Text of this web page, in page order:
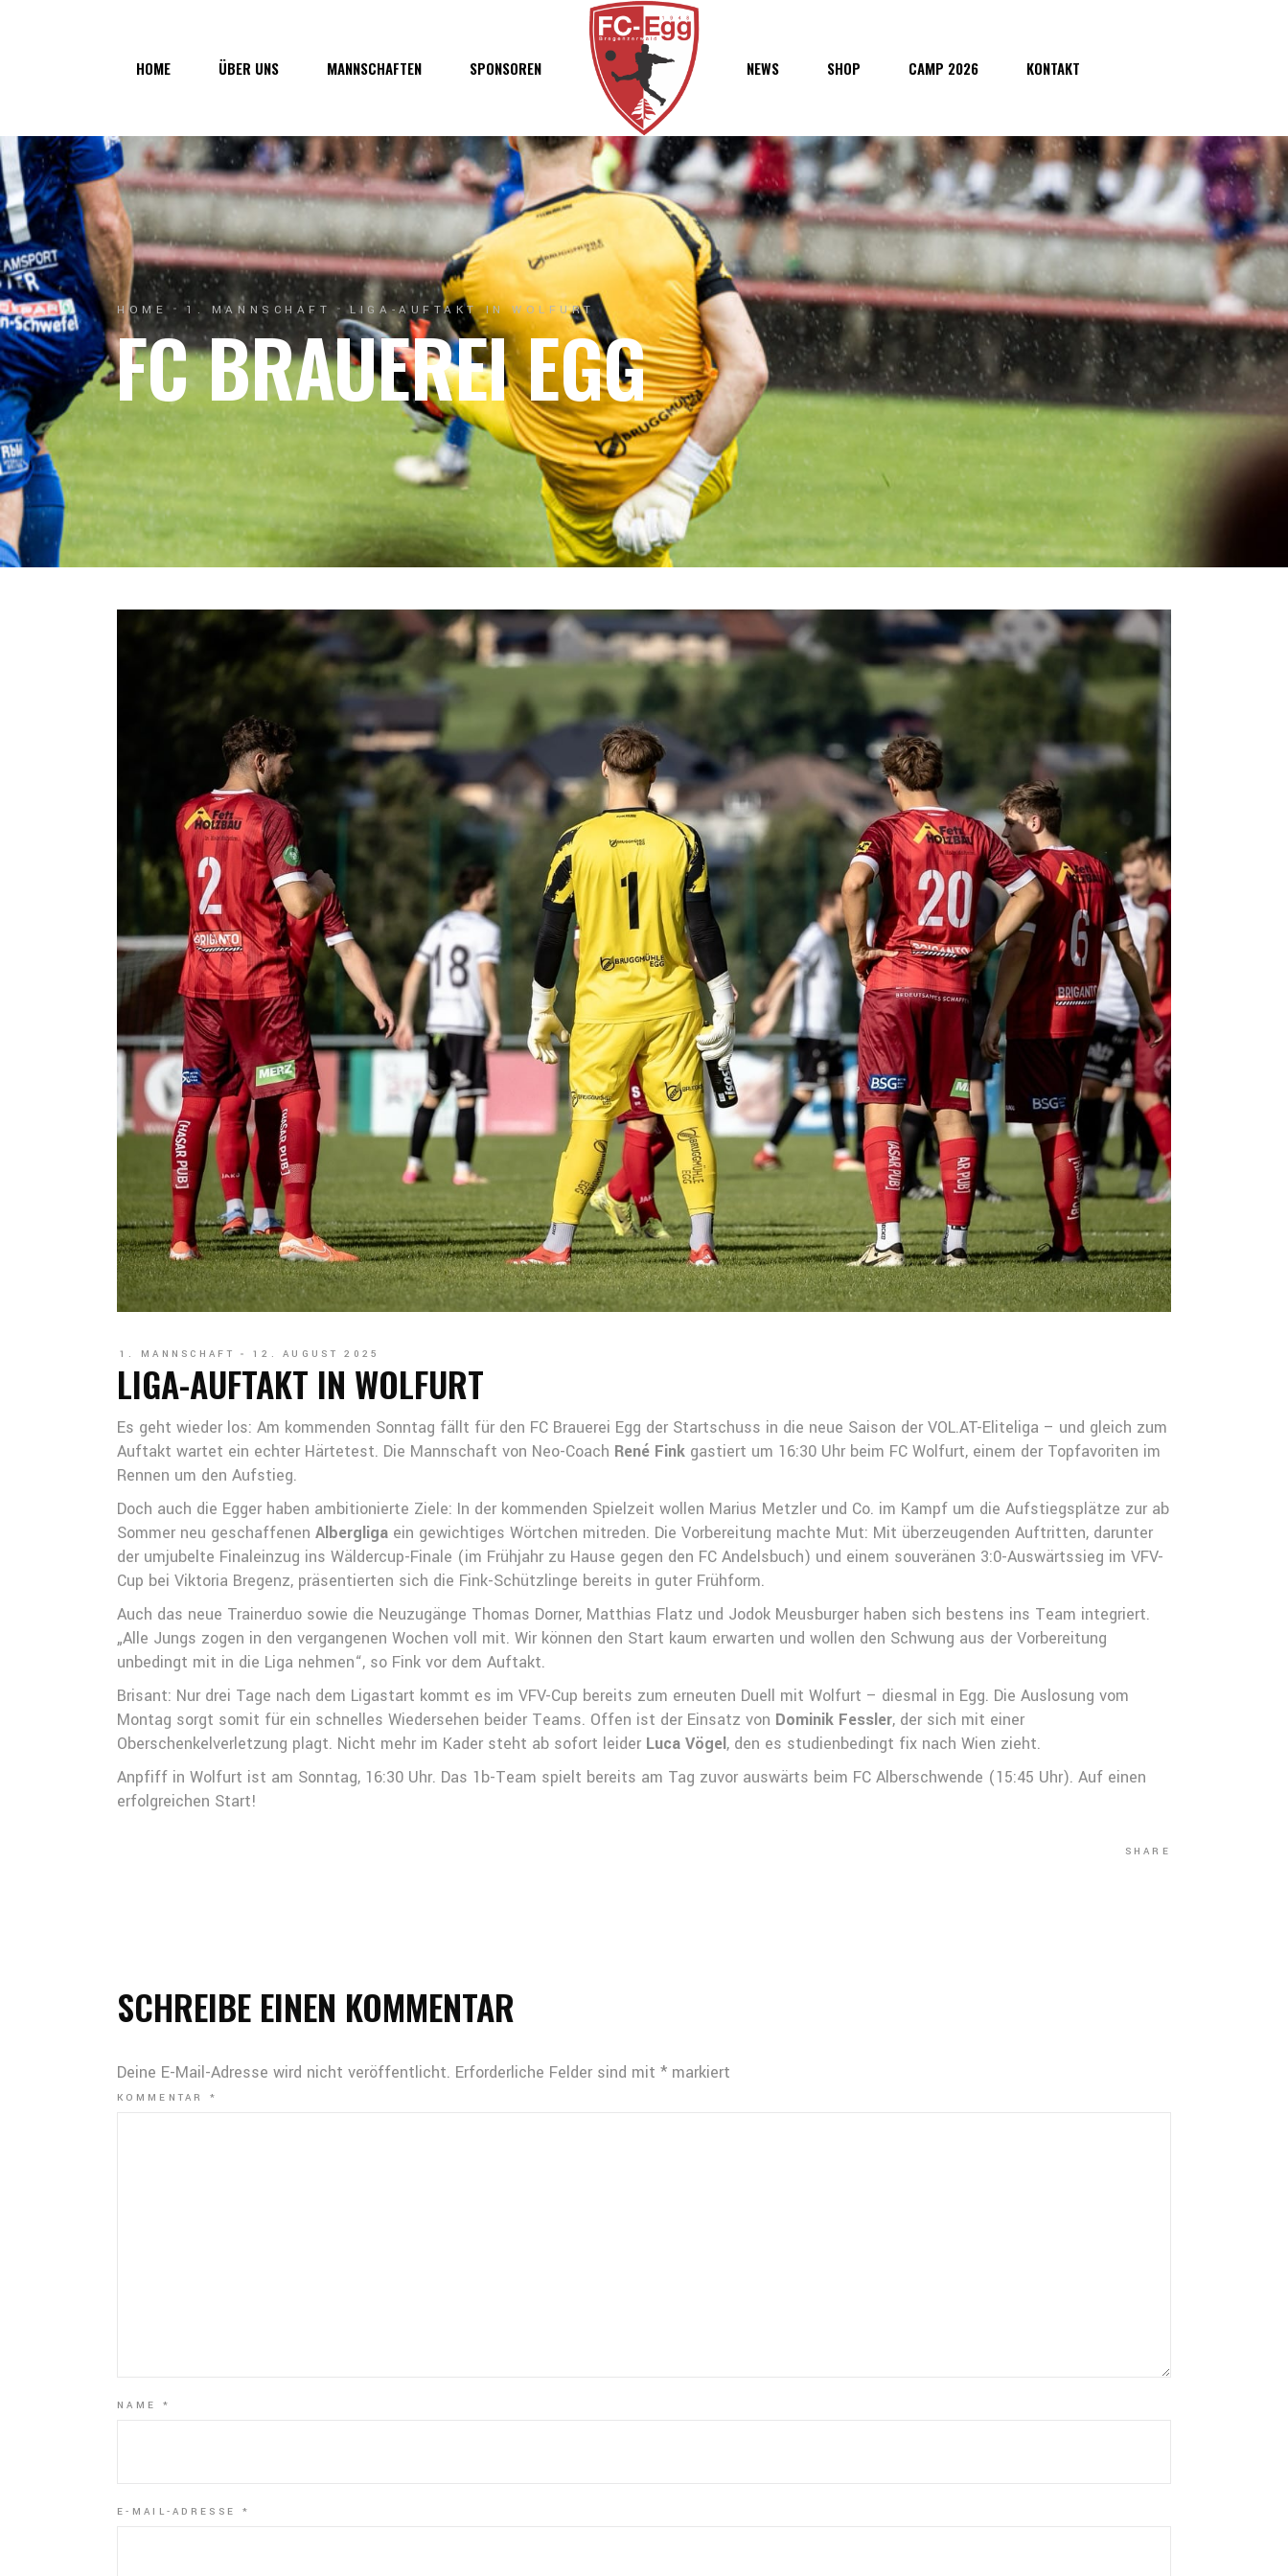
HOME ÜBER UNS
Über uns
Vorstand
Geschichte
Junkerau
MANNSCHAFTEN
1. Mannschaft
1b-Mannschaft
Nachwuchs
SPONSOREN NEWS SHOP CAMP 2026 KONTAKT
Junkerau
HOME 1. MANNSCHAFT LIGA-AUFTAKT IN WOLFURT
FC BRAUEREI EGG
1. MANNSCHAFT 12. AUGUST 2025
LIGA-AUFTAKT IN WOLFURT
Es geht wieder los: Am kommenden Sonntag fällt für den FC Brauerei Egg der Startschuss in die neue Saison der VOL.AT-Eliteliga – und gleich zum
Auftakt wartet ein echter Härtetest. Die Mannschaft von Neo-Coach René Fink gastiert um 16:30 Uhr beim FC Wolfurt, einem der Topfavoriten im
Rennen um den Aufstieg.
Doch auch die Egger haben ambitionierte Ziele: In der kommenden Spielzeit wollen Marius Metzler und Co. im Kampf um die Aufstiegsplätze zur ab
Sommer neu geschaffenen Albergliga ein gewichtiges Wörtchen mitreden. Die Vorbereitung machte Mut: Mit überzeugenden Auftritten, darunter
der umjubelte Finaleinzug ins Wäldercup-Finale (im Frühjahr zu Hause gegen den FC Andelsbuch) und einem souveränen 3:0-Auswärtssieg im VFV-
Cup bei Viktoria Bregenz, präsentierten sich die Fink-Schützlinge bereits in guter Frühform.
Auch das neue Trainerduo sowie die Neuzugänge Thomas Dorner, Matthias Flatz und Jodok Meusburger haben sich bestens ins Team integriert.
„Alle Jungs zogen in den vergangenen Wochen voll mit. Wir können den Start kaum erwarten und wollen den Schwung aus der Vorbereitung
unbedingt mit in die Liga nehmen“, so Fink vor dem Auftakt.
Brisant: Nur drei Tage nach dem Ligastart kommt es im VFV-Cup bereits zum erneuten Duell mit Wolfurt – diesmal in Egg. Die Auslosung vom
Montag sorgt somit für ein schnelles Wiedersehen beider Teams. Offen ist der Einsatz von Dominik Fessler, der sich mit einer
Oberschenkelverletzung plagt. Nicht mehr im Kader steht ab sofort leider Luca Vögel, den es studienbedingt fix nach Wien zieht.
Anpfiff in Wolfurt ist am Sonntag, 16:30 Uhr. Das 1b-Team spielt bereits am Tag zuvor auswärts beim FC Alberschwende (15:45 Uhr). Auf einen
erfolgreichen Start!
SHARE
SCHREIBE EINEN KOMMENTAR
Deine E-Mail-Adresse wird nicht veröffentlicht. Erforderliche Felder sind mit * markiert
KOMMENTAR*
NAME *
E-MAIL-ADRESSE *